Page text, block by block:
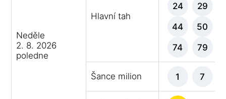
Neděle
2. 8. 2026
poledne
Hlavní tah
24 29
44 50
74 79
Šance milion 1 7